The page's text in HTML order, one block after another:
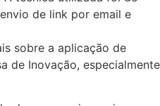
de link por email e
sobre a aplicação de
de Inovação, especialmente